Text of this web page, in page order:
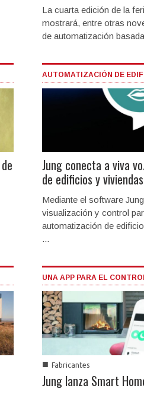
La cuarta edición de la
mostrará, entre otras
de automatización
AUTOMATIZACIÓN DE
Jung conecta a viva
de edificios y viviendas
Mediante el software
visualización y control
automatización de
...
UNA APP PARA EL
■ Fabricantes
Jung lanza Smart